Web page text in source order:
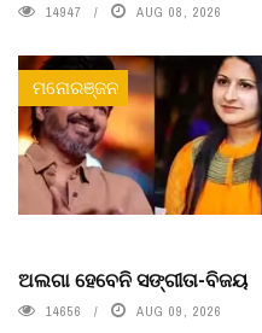
14947 AUG 08, 2026
ମନୋରଞ୍ଜନ
ଅଲଗା ହେବେନି ସଙ୍ଗୀତା-ବିଜୟ
14656 AUG 09, 2026